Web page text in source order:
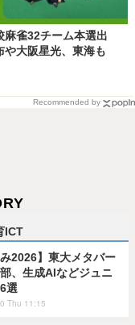
麻雀32チーム本選出
大阪星光、東海も
Recommended by
ICT
み2026】東大メタバー
、生成AIなどジュニ
選
Thu 11:15